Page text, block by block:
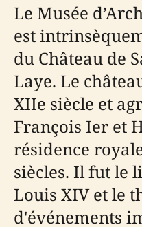
Le Musée
est
du Château de
Laye. Le
XIIe siècle et
François Ier et
résidence
siècles. Il fut le
Louis XIV et le
d'événements